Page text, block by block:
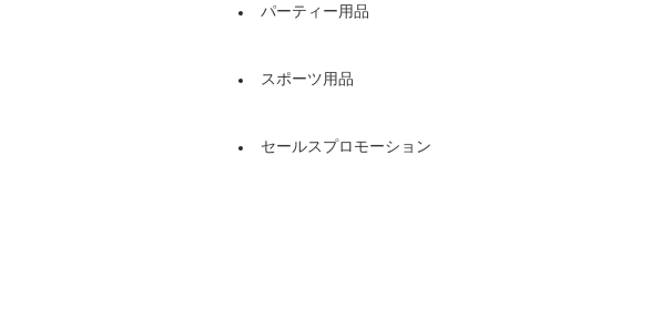
パーティー用品
スポーツ用品
セールスプロモーション